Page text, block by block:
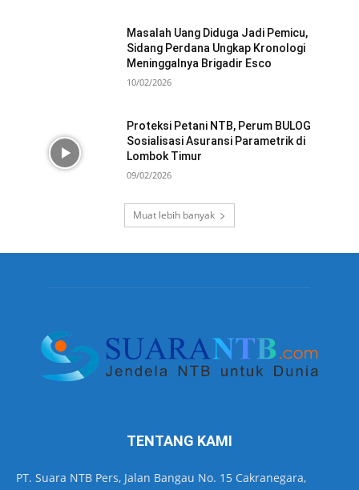
Masalah Uang Diduga Jadi Pemicu,
Sidang Perdana Ungkap Kronologi
Meninggalnya Brigadir Esco
10/02/2026
Proteksi Petani NTB, Perum BULOG
Sosialisasi Asuransi Parametrik di
Lombok Timur
09/02/2026
Muat lebih banyak
TENTANG KAMI
PT. Suara NTB Pers, Jalan Bangau No. 15 Cakranegara,